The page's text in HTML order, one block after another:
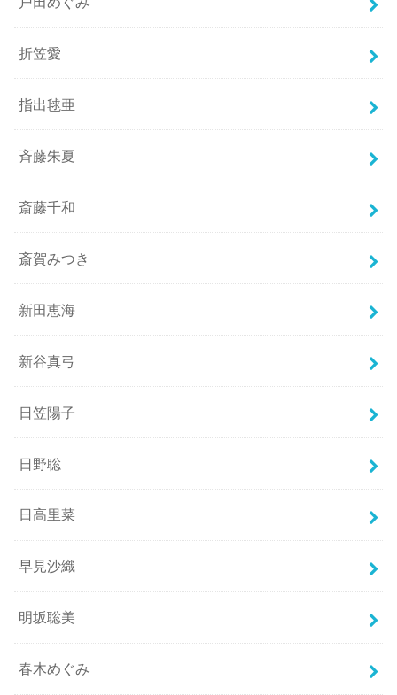
折笠愛
指出毬亜
斉藤朱夏
斎藤千和
斎賀みつき
新田恵海
新谷真弓
日笠陽子
日野聡
日高里菜
早見沙織
明坂聡美
春木めぐみ